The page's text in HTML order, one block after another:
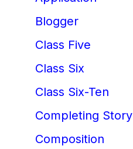
Blogger
Class Five
Class Six
Class Six-Ten
Completing Story
Composition